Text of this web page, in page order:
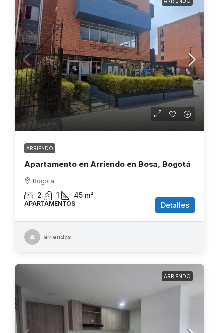
$1.200.000
ARRIENDO
Apartamento en Arriendo en Bosa, Bogotá
Bogota
2 1 45 m²
APARTAMENTOS Detalles
arriendos
ARRIENDO